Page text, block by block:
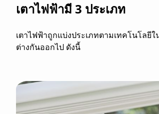
เตาไฟฟ้ามี 3 ประเภท
เตาไฟฟ้าถูกแบ่งประเภทตามเทคโนโลยี
ต่างกันออกไป ดังนี้